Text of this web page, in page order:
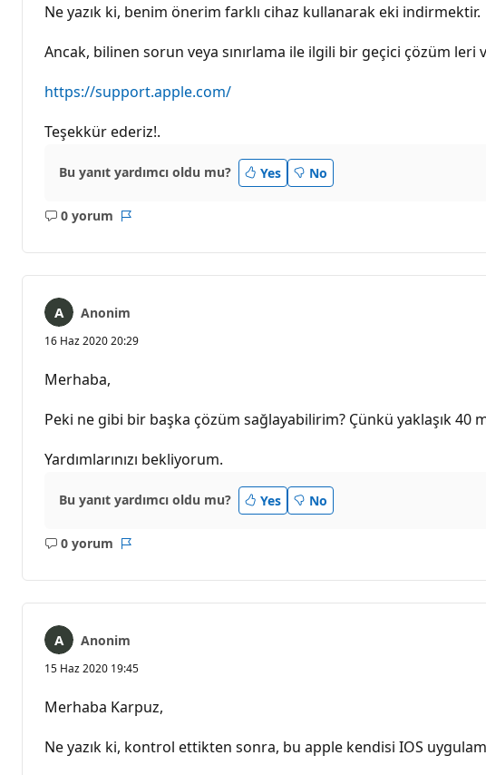
Ne yazık ki, benim önerim farklı cihaz kullanarak eki indirmektir.
Ancak, bilinen sorun veya sınırlama ile ilgili bir geçici çözüm
https://support.apple.com/
Teşekkür ederiz!.
Bu yanıt yardımcı oldu mu? Yes No
0 yorum
Açıklama
Anonim
16 Haz 2020 20:29
Merhaba,
Peki ne gibi bir başka çözüm sağlayabilirim? Çünkü yaklaşık
Yardımlarınızı bekliyorum.
Bu yanıt yardımcı oldu mu? Yes No
0 yorum
Açıklama
Anonim
15 Haz 2020 19:45
Merhaba Karpuz,
Ne yazık ki, kontrol ettikten sonra, bu apple kendisi IOS